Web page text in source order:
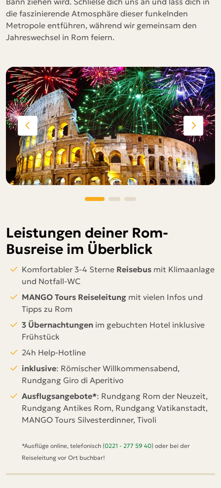
die faszinierende Atmosphäre dieser funkelnden
Metropole entführen, während wir gemeinsam den
Jahreswechsel in Rom feiern.
Leistungen deiner Rom-
Busreise im Überblick
Komfortabler 3-4 Sterne Reisebus mit Klimaanlage
und Notfall-WC
MANGO Tours Reiseleitung mit vielen Infos und
Tipps zu Rom
3 Übernachtungen im gebuchten Hotel inklusive
Frühstück
24h Help-Hotline
inklusive: Römischer Willkommensabend,
Rundgang Giro di Aperitivo
Ausflugsangebote*: Rundgang Rom der Neuzeit,
Rundgang Antikes Rom, Rundgang Vatikanstadt,
MANGO Tours Silvesterdinner, Tivoli
*Ausflüge online, telefonisch (0221 - 277 59 40) oder bei der
Reiseleitung vor Ort buchbar!